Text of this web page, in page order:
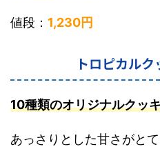
値段： 1,230円
トロピカル
10種類のオリジナルクッ
あっさりとした甘さがと